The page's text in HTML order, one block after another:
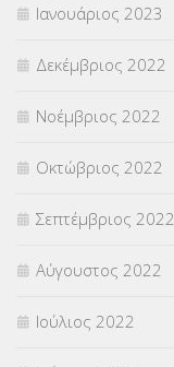
Ιανουάριος 2023
Δεκέμβριος 2022
Νοέμβριος 2022
Οκτώβριος 2022
Σεπτέμβριος 2022
Αύγουστος 2022
Ιούλιος 2022